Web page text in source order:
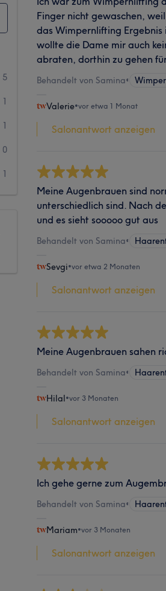
5
1
1
0
1
Finger nicht gewaschen,
das Wimpernlifting Ergebnis
wollte die Dame mir auch
abraten, dorthin zu gehen
Behandelt von Samina•
Valerie•vor etwa 1 Monat
Salonantwort anzeigen
Meine Augenbrauen sind
unterschiedlich sind. Nach
und es sieht sooooo gut aus
Behandelt von Samina•
Sevgi•vor etwa 2 Monaten
Salonantwort anzeigen
Meine Augenbrauen sahen
Behandelt von Samina•
Hilal•vor 3 Monaten
Salonantwort anzeigen
Ich gehe gerne zum
Behandelt von Samina•
Mariam•vor 3 Monaten
Salonantwort anzeigen